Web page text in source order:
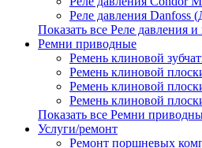
Реле давления Danfoss
Показать все Реле давления
Ремни приводные
Ремень клиновой
Ремень клиновой
Ремень клиновой
Ремень клиновой
Показать все Ремни
Услуги/ремонт
Ремонт поршневых